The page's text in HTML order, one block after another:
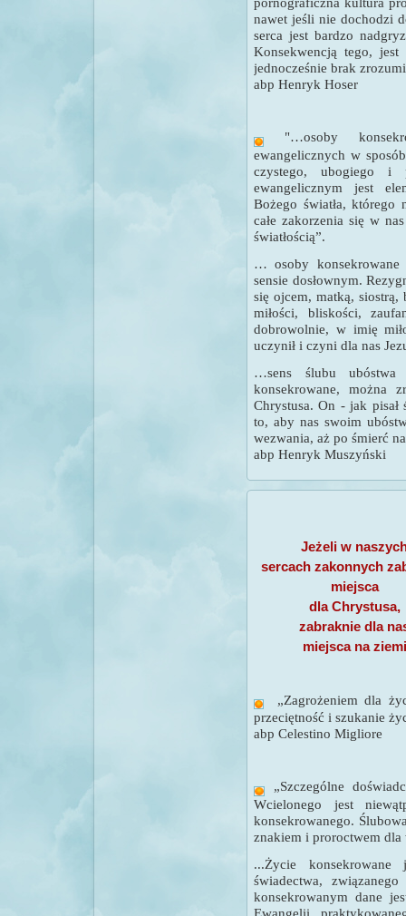
nawet jeśli nie dochodzi
serca jest bardzo
Konsekwencją tego,
jednocześnie brak
abp Henryk Hoser
"…osoby
ewangelicznych w
czystego, ubogiego i
ewangelicznym jest
Bożego światła, którego
całe zakorzenia się w
światłością”.
… osoby konsekrowane
sensie dosłownym.
się ojcem, matką,
miłości, bliskości,
dobrowolnie, w imię
uczynił i czyni dla nas
…sens ślubu ubóstwa
konsekrowane, można
Chrystusa. On - jak pisał
to, aby nas swoim
wezwania, aż po śmierć
abp Henryk Muszyński
Jeżeli w
sercach zakonnych
miejsca
dla Chrystusa,
zabraknie dla
miejsca na ziemi
„Zagrożeniem dla
przeciętność i szukanie
abp Celestino Migliore
„Szczególne
Wcielonego jest
konsekrowanego.
znakiem i proroctwem
...Życie
świadectwa,
konsekrowanym dane
Ewangelii